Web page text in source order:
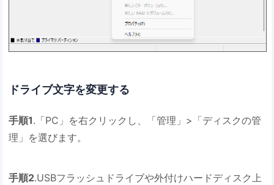
ドライブ文字を変更する
手順1.「PC」を右クリックし、「管理」>「ディスクの管
理」を選びます。
手順2.USBフラッシュドライブや外付けハードディスク上